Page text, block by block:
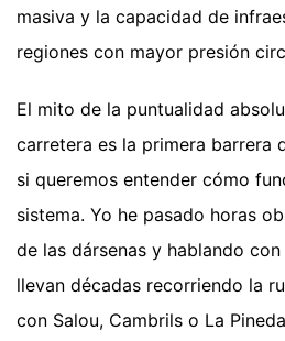
masiva y la capacidad de
regiones con mayor presión
El mito de la puntualidad
carretera es la primera barrera
si queremos entender cómo
sistema. Yo he pasado horas
de las dársenas y hablando
llevan décadas recorriendo la
con Salou, Cambrils o La